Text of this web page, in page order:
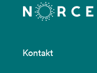
Kontakt